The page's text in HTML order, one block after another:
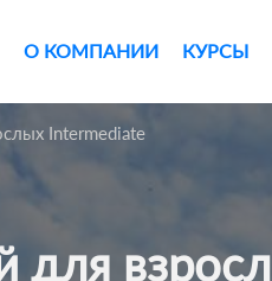
О КОМПАНИИ КУРСЫ
Intermediate